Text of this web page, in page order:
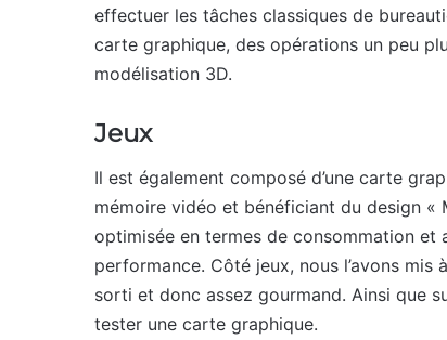
effectuer les tâches classiques de
carte graphique, des opérations un peu
modélisation 3D.
Jeux
Il est également composé d’une carte
mémoire vidéo et bénéficiant du design «
optimisée en termes de consommation et
performance. Côté jeux, nous l’avons mis
sorti et donc assez gourmand. Ainsi que
tester une carte graphique.